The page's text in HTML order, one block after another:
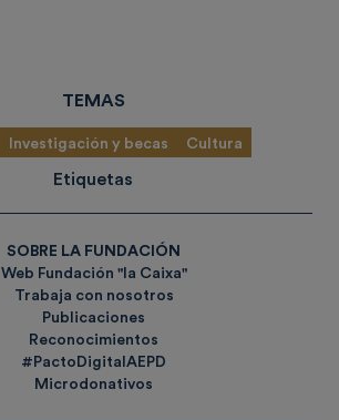
TEMAS
Investigación y becas Cultura
Etiquetas
SOBRE LA FUNDACIÓN
Web Fundación "la Caixa"
Trabaja con nosotros
Publicaciones
Reconocimientos
#PactoDigitalAEPD
Microdonativos